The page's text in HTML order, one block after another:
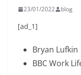
23/01/2022 blog
[ad_1]
Bryan Lufkin
BBC Work